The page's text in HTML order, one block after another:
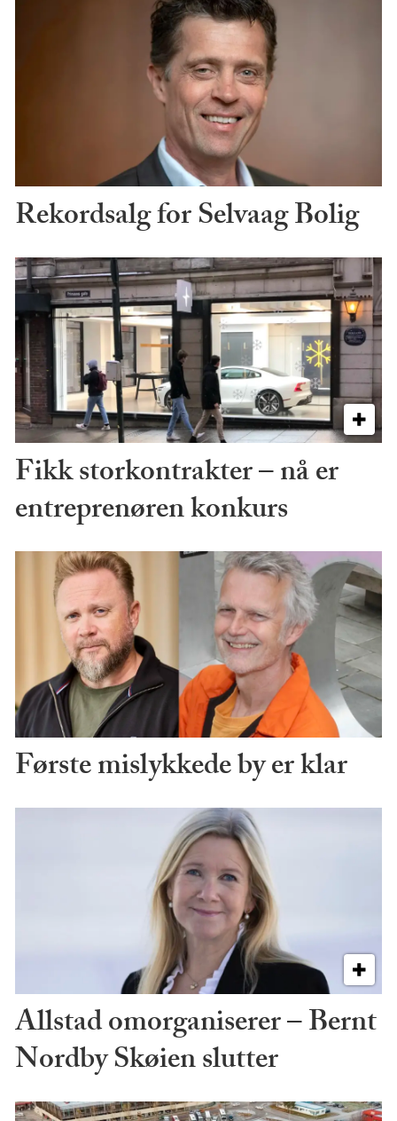
Rekordsalg for Selvaag Bolig
Fikk storkontrakter – nå er
entreprenøren konkurs
Første mislykkede by er klar
Allstad omorganiserer – Bernt
Nordby Skøien slutter